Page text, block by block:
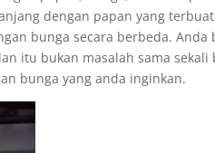
dengan papan yang terbuat
bunga secara berbeda. Anda
itu bukan masalah sama sekali
bunga yang anda inginkan.